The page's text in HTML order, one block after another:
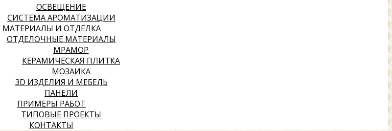
ОСВЕЩЕНИЕ
СИСТЕМА АРОМАТИЗАЦИИ
МАТЕРИАЛЫ И ОТДЕЛКА
ОТДЕЛОЧНЫЕ МАТЕРИАЛЫ
МРАМОР
КЕРАМИЧЕСКАЯ ПЛИТКА
МОЗАИКА
3D ИЗДЕЛИЯ И МЕБЕЛЬ
ПАНЕЛИ
ПРИМЕРЫ РАБОТ
ТИПОВЫЕ ПРОЕКТЫ
КОНТАКТЫ